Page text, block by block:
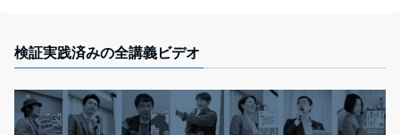
検証実践済みの全講義ビデオ